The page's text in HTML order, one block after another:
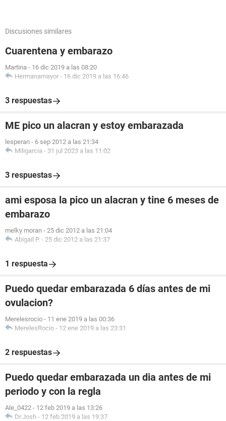
Discusiones similares
Cuarentena y embarazo
Martina - 16 dic 2019 a las 08:20
Hermanamayor - 16 dic 2019 a las 16:46
3 respuestas
ME pico un alacran y estoy embarazada
lesperan - 6 sep 2012 a las 21:34
Miligarcia - 31 jul 2023 a las 11:02
3 respuestas
ami esposa la pico un alacran y tine 6 meses de
embarazo
melky moran - 25 dic 2012 a las 21:04
Abigail P. - 25 dic 2012 a las 21:37
1 respuesta
Puedo quedar embarazada 6 días antes de mi
ovulacion?
Merelesrocio - 11 ene 2019 a las 00:36
MerelesRocio - 12 ene 2019 a las 23:31
2 respuestas
Puedo quedar embarazada un dia antes de mi
periodo y con la regla
Ale_0422 - 12 feb 2019 a las 13:26
Dr.Josh - 12 feb 2019 a las 19:37